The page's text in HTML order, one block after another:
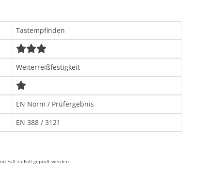
Tastempfinden
Weiterreißfestigkeit
EN Norm / Prüfergebnis
EN 388 / 3121
Fall zu Fall geprüft werden.